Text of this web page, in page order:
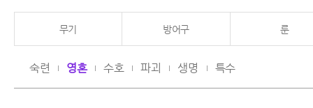
무기 방어구 룬
숙련 영혼 수호 파괴 생명 특수